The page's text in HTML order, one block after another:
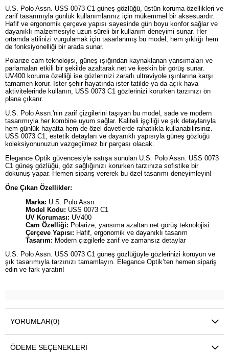
U.S. Polo Assn. USS 0073 C1 güneş gözlüğü, üstün koruma özellikleri ve
zarif tasarımıyla günlük kullanımlarınız için mükemmel bir aksesuardır.
Hafif ve ergonomik çerçeve yapısı sayesinde gün boyu konfor sağlar ve
dayanıklı malzemesiyle uzun süreli bir kullanım deneyimi sunar. Her
ortamda stilinizi vurgulamak için tasarlanmış bu model, hem şıklığı hem
de fonksiyonelliği bir arada sunar.
Polarize cam teknolojisi, güneş ışığından kaynaklanan yansımaları ve
parlamaları etkili bir şekilde azaltarak net ve keskin bir görüş sunar.
UV400 koruma özelliği ise gözlerinizi zararlı ultraviyole ışınlarına karşı
tamamen korur. İster şehir hayatında ister tatilde ya da açık hava
aktivitelerinde kullanın, USS 0073 C1 gözlerinizi korurken tarzınızı ön
plana çıkarır.
U.S. Polo Assn.'nin zarif çizgilerini taşıyan bu model, sade ve modern
tasarımıyla her kombine uyum sağlar. Kaliteli işçiliği ve şık detaylarıyla
hem günlük hayatta hem de özel davetlerde rahatlıkla kullanabilirsiniz.
USS 0073 C1, estetik detayları ve dayanıklı yapısıyla güneş gözlüğü
koleksiyonunuzun vazgeçilmez bir parçası olacak.
Elegance Optik güvencesiyle satışa sunulan U.S. Polo Assn. USS 0073
C1 güneş gözlüğü, göz sağlığınızı korurken tarzınıza sofistike bir
dokunuş yapar. Hemen sipariş vererek bu özel tasarımı deneyimleyin!
Öne Çıkan Özellikler:
Marka: U.S. Polo Assn.
Model Kodu: USS 0073 C1
UV Koruması: UV400
Cam Özelliği: Polarize, yansıma azaltan net görüş teknolojisi
Çerçeve Yapısı: Hafif, ergonomik ve dayanıklı tasarım
Tasarım: Modern çizgilerle zarif ve zamansız detaylar
U.S. Polo Assn. USS 0073 C1 güneş gözlüğüyle gözlerinizi koruyun ve
şık tasarımıyla tarzınızı tamamlayın. Elegance Optik’ten hemen sipariş
edin ve fark yaratın!
YORUMLAR(0)
ÖDEME SEÇENEKLERI